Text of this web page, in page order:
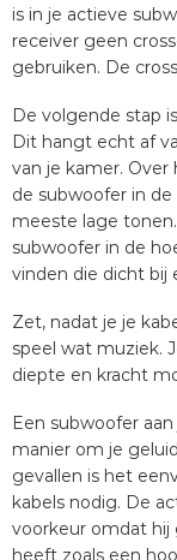
is in je actieve
receiver geen
gebruiken. De
De volgende stap
Dit hangt echt af
van je kamer.
de subwoofer in
meeste lage
subwoofer in de
vinden die dicht bij
Zet, nadat je je
speel wat muziek.
diepte en kracht
Een subwoofer
manier om je
gevallen is het
kabels nodig. De
voorkeur omdat hij
heeft zoals een